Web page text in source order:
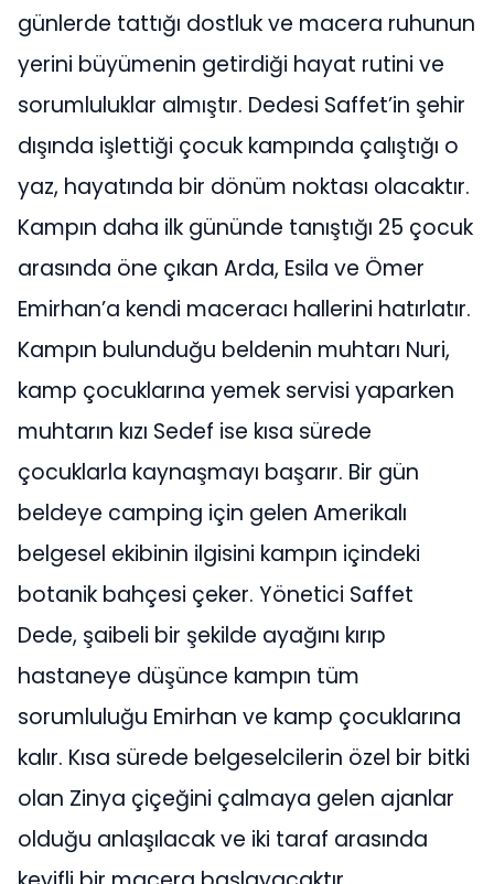
günlerde tattığı dostluk ve macera ruhunun
yerini büyümenin getirdiği hayat rutini ve
sorumluluklar almıştır. Dedesi Saffet’in şehir
dışında işlettiği çocuk kampında çalıştığı o
yaz, hayatında bir dönüm noktası olacaktır.
Kampın daha ilk gününde tanıştığı 25 çocuk
arasında öne çıkan Arda, Esila ve Ömer
Emirhan’a kendi maceracı hallerini hatırlatır.
Kampın bulunduğu beldenin muhtarı Nuri,
kamp çocuklarına yemek servisi yaparken
muhtarın kızı Sedef ise kısa sürede
çocuklarla kaynaşmayı başarır. Bir gün
beldeye camping için gelen Amerikalı
belgesel ekibinin ilgisini kampın içindeki
botanik bahçesi çeker. Yönetici Saffet
Dede, şaibeli bir şekilde ayağını kırıp
hastaneye düşünce kampın tüm
sorumluluğu Emirhan ve kamp çocuklarına
kalır. Kısa sürede belgeselcilerin özel bir bitki
olan Zinya çiçeğini çalmaya gelen ajanlar
olduğu anlaşılacak ve iki taraf arasında